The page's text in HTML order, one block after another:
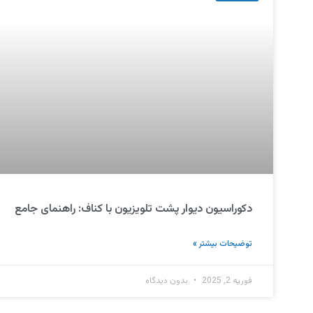
دکوراسیون دیوار پشت تلویزیون با کناف: راهنمای جامع
توضیحات بیشتر »
فوریه 2, 2025 بدون دیدگاه